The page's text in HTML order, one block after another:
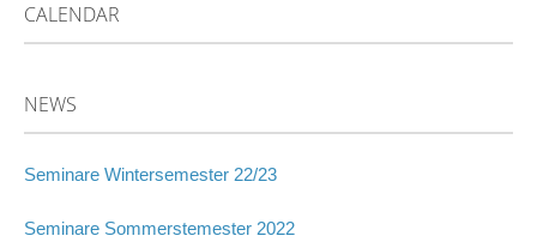
CALENDAR
NEWS
Seminare Wintersemester 22/23
Seminare Sommerstemester 2022